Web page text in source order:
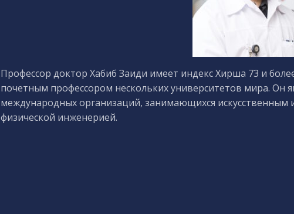
Профессор доктор Хабиб Заиди имеет индекс Хирша 73 и
почетным профессором нескольких университетов мира. Он
международных организаций, занимающихся искусственным
физической инженерией.